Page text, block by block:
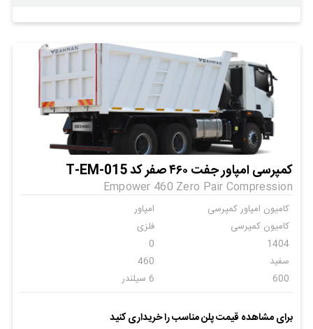
کمپرسی امپاور جفت ۴۶۰ صفر کد T-EM-015
Empower 460 Zero Pair Compression
کامیون امپاور کمپرسی
امپاور
کامیون کمپرسی
فلزی
1404
0
سفید
460
600
6 سیلندر
ندارد
ندارد
برای مشاهده قیمت پلن مناسب را خریداری کنید